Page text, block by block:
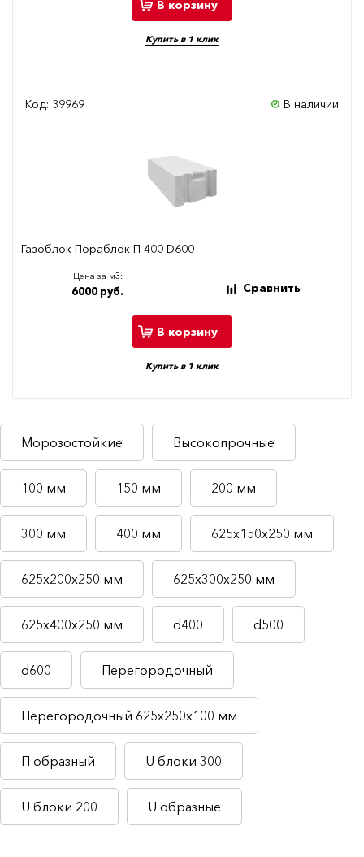
В корзину
Купить в 1 клик
Код: 39969 В наличии
Газоблок Пораблок П-400 D600
Цена за м3:
6000 руб. Сравнить
В корзину
Купить в 1 клик
Морозостойкие Высокопрочные
100 мм 150 мм 200 мм
300 мм 400 мм 625х150х250 мм
625х200х250 мм 625х300х250 мм
625х400х250 мм d400 d500
d600 Перегородочный
Перегородочный 625х250х100 мм
П образный U блоки 300
U блоки 200 U образные